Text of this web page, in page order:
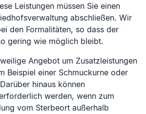
Leistungen müssen Sie einen
abschließen. Wir
den Formalitäten, so dass der
gering wie möglich bleibt.
Angebot um Zusatzleistungen
Beispiel einer Schmuckurne oder
hinaus können
werden, wenn zum
vom Sterbeort außerhalb